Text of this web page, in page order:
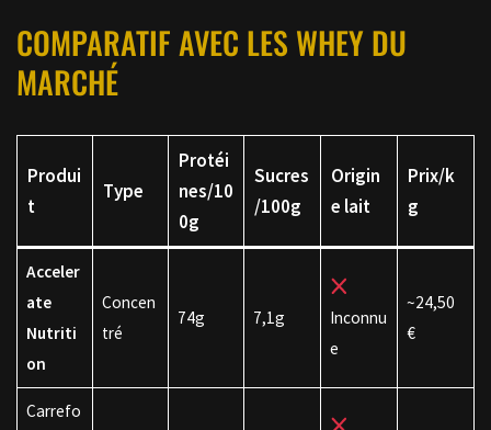
COMPARATIF AVEC LES WHEY DU
MARCHÉ
Produi
t
Type
Protéi
nes/10
0g
Sucres
/100g
Origin
e lait
Prix/k
g
Acceler
ate
Nutriti
on
Concen
tré
74g 7,1g
Inconnu
e
~24,50
€
Carrefo